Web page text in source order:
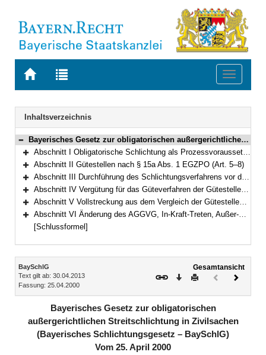
Zur
BAYERN.RECHT
Zur
letzten
Suche
Toggle
Navigation
Inhaltsverzeichnis
Bereich reduzieren
Bayerisches Gesetz zur obligatorischen außergerichtlichen Streitschlichtung in Zivilsachen (Bayerisches Schlichtungsgesetz – BaySchlG) Vom 25. April 2000 (GVBl. S. 268) BayRS 300-1-5-J (Art. 1–22)
Bereich erweitern
Abschnitt I Obligatorische Schlichtung als Prozessvoraussetzung (Art. 1–4)
Bereich erweitern
Abschnitt II Gütestellen nach § 15a Abs. 1 EGZPO (Art. 5–8)
Bereich erweitern
Abschnitt III Durchführung des Schlichtungsverfahrens vor dem Schlichter der Gütestelle nach Abschnitt II (Art. 9–12)
Bereich erweitern
Abschnitt IV Vergütung für das Güteverfahren der Gütestellen nach Abschnitt II und deren Vollstreckung (Art. 13–17)
Bereich erweitern
Abschnitt V Vollstreckung aus dem Vergleich der Gütestellen und Klauselerteilung (Art. 18–19)
Bereich erweitern
Abschnitt VI Änderung des AGGVG, In-Kraft-Treten, Außer-Kraft-Treten und Übergangsvorschriften (Art. 20–22)
[Schlussformel]
Inhalt
BaySchlG
Text gilt ab: 30.04.2013
Fassung: 25.04.2000
Gesamtansicht
Download
DruckenVorheriges
(inaktiv)
Bayerisches Gesetz zur obligatorischen
außergerichtlichen Streitschlichtung in Zivilsachen
(Bayerisches Schlichtungsgesetz – BaySchlG)
Vom 25. April 2000